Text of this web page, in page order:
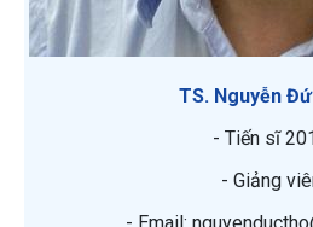
TS. Nguyễn
- Tiến sĩ
- Giảng